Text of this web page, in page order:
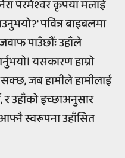
परमेश्वर कृपया मलाई
पवित्र बाइबलमा
पाउँछौंः उहाँले
यसकारण हाम्रो
सक्छ, जब हामीले हामीलाई
र उहाँको इच्छाअनुसार
स्वरूपना उहाँसित